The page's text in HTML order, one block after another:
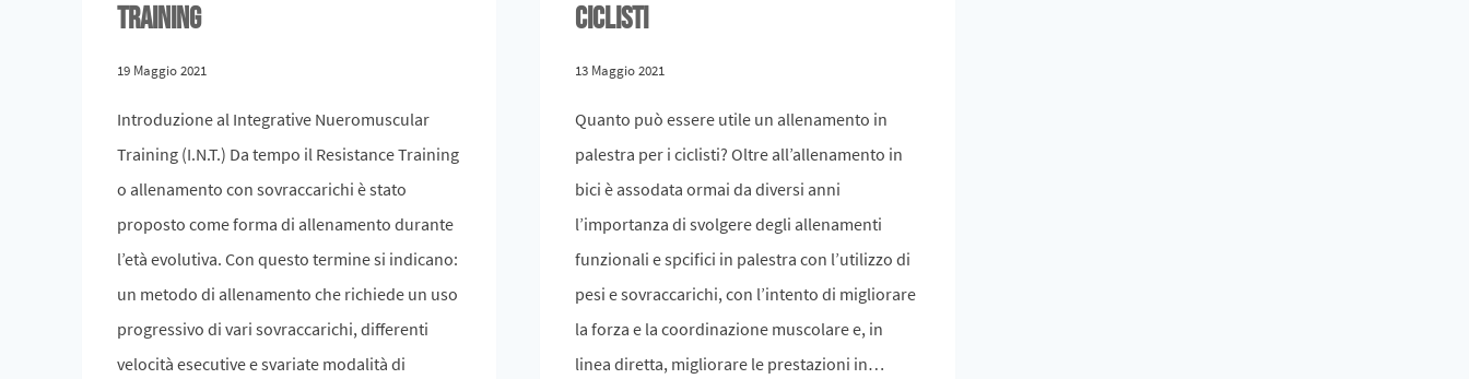
Training
19 Maggio 2021
Introduzione al Integrative Nueromuscular
Training (I.N.T.) Da tempo il Resistance Training
o allenamento con sovraccarichi è stato
proposto come forma di allenamento durante
l’età evolutiva. Con questo termine si indicano:
un metodo di allenamento che richiede un uso
progressivo di vari sovraccarichi, differenti
velocità esecutive e svariate modalità di
ciclisti
13 Maggio 2021
Quanto può essere utile un allenamento in
palestra per i ciclisti? Oltre all’allenamento in
bici è assodata ormai da diversi anni
l’importanza di svolgere degli allenamenti
funzionali e spcifici in palestra con l’utilizzo di
pesi e sovraccarichi, con l’intento di migliorare
la forza e la coordinazione muscolare e, in
linea diretta, migliorare le prestazioni in…